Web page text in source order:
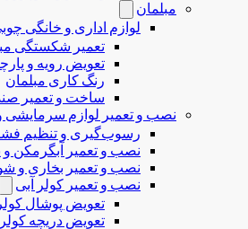
مبلمان
لوازم اداری و خانگی
تعمیر شکستگی
تعویض رویه و
رنگ کاری مبلمان
ساخت و تعمیر
نصب و تعمیر لوازم سرمایشی
رسوب‌گیری و تنظیم
نصب و تعمیر آبگرمکن و
نصب و تعمیر بخاری و
نصب و تعمیر کولر آبی
تعویض پوشال کولر
تعویض دریچه کولر